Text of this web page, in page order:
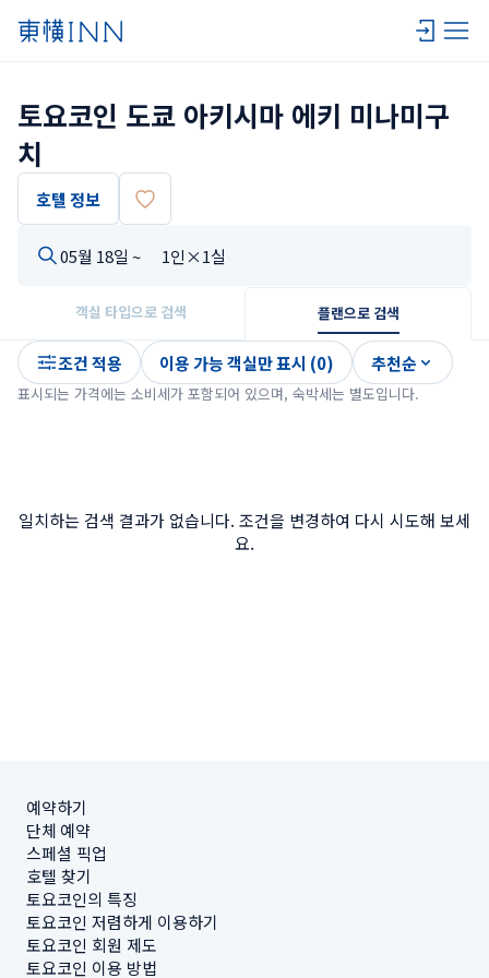
토요코인 도쿄 아키시마 에키 미나미구
치
호텔 정보
05월 18일 ~ 1인×1실
객실 타입으로 검색 플랜으로 검색
조건 적용 이용 가능 객실만 표시 (0) 추천순
표시되는 가격에는 소비세가 포함되어 있으며, 숙박세는 별도입니다.
일치하는 검색 결과가 없습니다. 조건을 변경하여 다시 시도해 보세
요.
예약하기
단체 예약
스페셜 픽업
호텔 찾기
토요코인의 특징
토요코인 저렴하게 이용하기
토요코인 회원 제도
토요코인 이용 방법